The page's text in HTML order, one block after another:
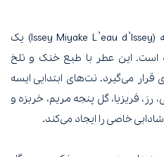
عطر ایسه میاکه لئو د ایسه زنانه (Issey Miyake L’eau d’Issey) یک
است. این عطر با طبع خنک و تلخ
قرار می‌گیرد. نت‌های ابتدایی ایسه
رز، فریزیا، گل پنجه مریم، خربزه و
خاصی را ایجاد می‌کند.